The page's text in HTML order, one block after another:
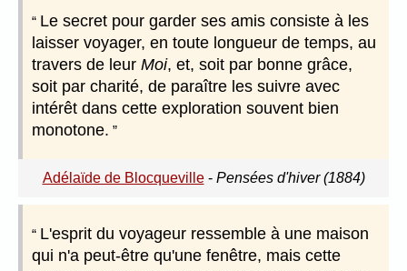
Le secret pour garder ses amis consiste à les
laisser voyager, en toute longueur de temps, au
travers de leur Moi, et, soit par bonne grâce,
soit par charité, de paraître les suivre avec
intérêt dans cette exploration souvent bien
monotone.
Adélaïde de Blocqueville- Pensées d'hiver (1884)
L'esprit du voyageur ressemble à une maison
qui n'a peut-être qu'une fenêtre, mais cette